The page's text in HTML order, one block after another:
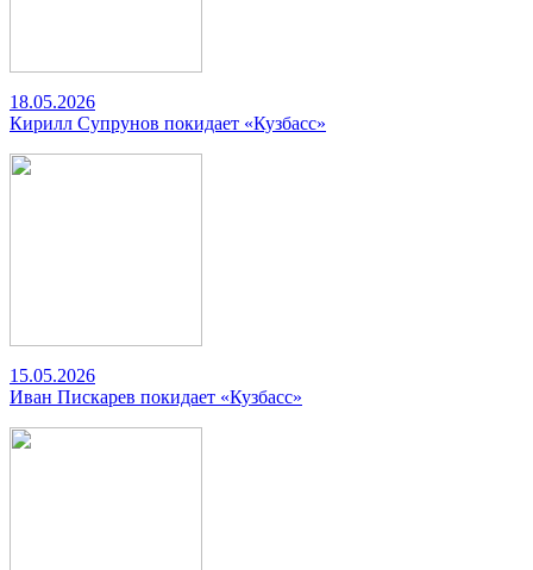
18.05.2026
Кирилл Супрунов покидает «Кузбасс»
15.05.2026
Иван Пискарев покидает «Кузбасс»